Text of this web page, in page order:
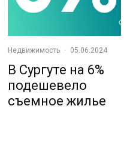
Недвижимость · 05.06.2024
В Сургуте на 6%
подешевело
съемное жилье